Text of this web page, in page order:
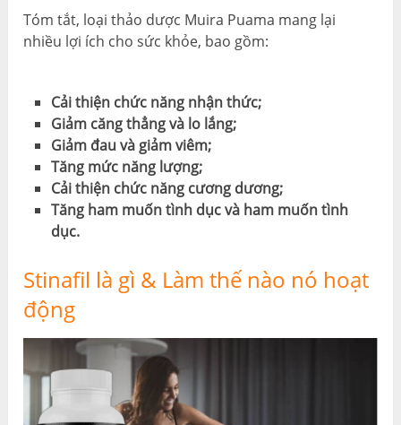
Tóm tắt, loại thảo dược Muira Puama mang lại
nhiều lợi ích cho sức khỏe, bao gồm:
Cải thiện chức năng nhận thức;
Giảm căng thẳng và lo lắng;
Giảm đau và giảm viêm;
Tăng mức năng lượng;
Cải thiện chức năng cương dương;
Tăng ham muốn tình dục và ham muốn tình
dục.
Stinafil là gì & Làm thế nào nó hoạt
động